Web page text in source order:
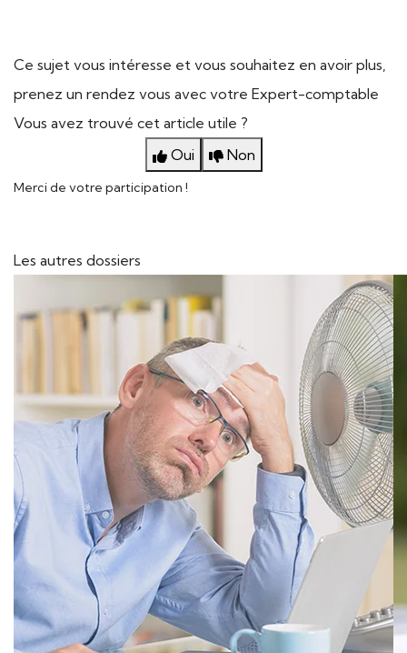
Ce sujet vous intéresse et vous souhaitez en avoir plus,
prenez un rendez vous avec votre Expert-comptable
Vous avez trouvé cet article utile ?
Oui
Non
Merci de votre participation !
Les autres dossiers